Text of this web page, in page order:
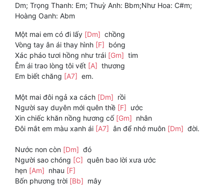
Dm; Trọng Thanh: Em; Thuỳ Anh: Bbm;Như Hoa: C#m;
Hoàng Oanh: Abm
Một mai em có đi lấy [Dm] chồng
Vòng tay ân ái thay hình [F] bóng
Xác pháo tươi hồng như trái [Gm] tim
Êm ái trao lòng tôi vết [A] thương
Em biết chăng [A7] em.
Một mai đôi ngả xa cách [Dm] rồi
Người say duyên mới quên thề [F] ước
Xin chiếc khăn nồng hương cố [Gm] nhân
Đôi mắt em màu xanh ái [A7] ân để nhớ muôn [Dm] đời.
Nước non còn [Dm] đó
Người sao chóng [C] quên bao lời xưa ước
hẹn [Am] nhau [F]
Bốn phương trời [Bb] mây